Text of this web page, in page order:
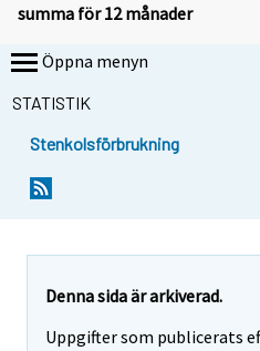
summa för 12 månader
Öppna menyn
STATISTIK
Stenkolsförbrukning
Denna sida är arkiverad.
Uppgifter som publicerats